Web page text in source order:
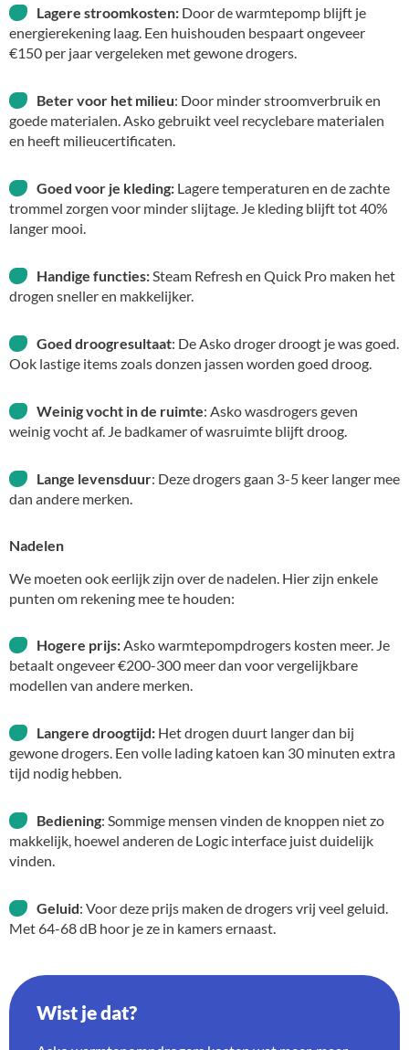
Lagere stroomkosten: Door de warmtepomp blijft je
energierekening laag. Een huishouden bespaart ongeveer
€150 per jaar vergeleken met gewone drogers.
Beter voor het milieu: Door minder stroomverbruik en
goede materialen. Asko gebruikt veel recyclebare materialen
en heeft milieucertificaten.
Goed voor je kleding: Lagere temperaturen en de zachte
trommel zorgen voor minder slijtage. Je kleding blijft tot 40%
langer mooi.
Handige functies:Steam Refresh en Quick Pro maken het
drogen sneller en makkelijker.
Goed droogresultaat: De Asko droger droogt je was goed.
Ook lastige items zoals donzen jassen worden goed droog.
Weinig vocht in de ruimte: Asko wasdrogers geven
weinig vocht af. Je badkamer of wasruimte blijft droog.
Lange levensduur: Deze drogers gaan 3-5 keer langer mee
dan andere merken.
Nadelen
We moeten ook eerlijk zijn over de nadelen. Hier zijn enkele
punten om rekening mee te houden:
Hogere prijs: Asko warmtepompdrogers kosten meer. Je
betaalt ongeveer €200-300 meer dan voor vergelijkbare
modellen van andere merken.
Langere droogtijd: Het drogen duurt langer dan bij
gewone drogers. Een volle lading katoen kan 30 minuten extra
tijd nodig hebben.
Bediening: Sommige mensen vinden de knoppen niet zo
makkelijk, hoewel anderen de Logic interface juist duidelijk
vinden.
Geluid: Voor deze prijs maken de drogers vrij veel geluid.
Met 64-68 dB hoor je ze in kamers ernaast.
Wist je dat?